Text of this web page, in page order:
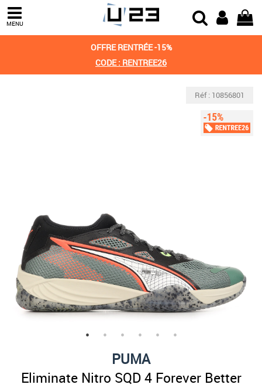
MENU
OFFRE RENTRÉE -15%
CODE : RENTREE26
Réf : 10856801
PUMA
Eliminate Nitro SQD 4 Forever Better